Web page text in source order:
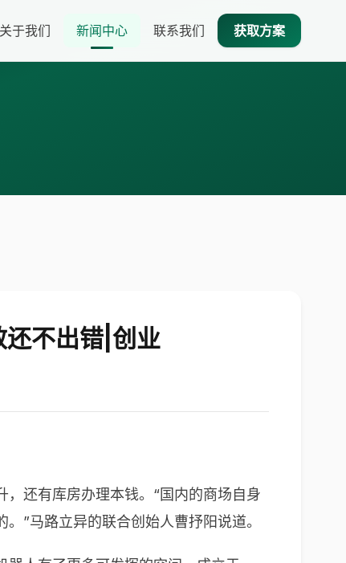
关于我们 新闻中心 联系我们 获取方案
还不出错|创业
还有库房办理本钱。“国内的商场自身
”马路立异的联合创始人曹抒阳说道。